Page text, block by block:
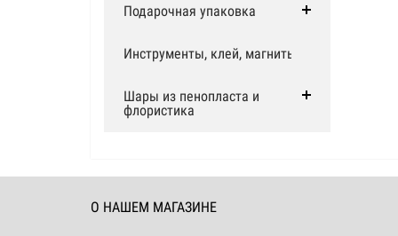
Подарочная упаковка
Инструменты, клей, магниты
Шары из пенопласта и
флористика
О НАШЕМ МАГАЗИНЕ